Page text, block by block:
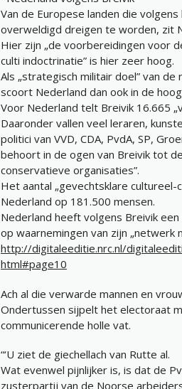
Van de Europese landen die
overweldigd dreigen te worden, zit
Hier zijn „de voorbereidingen voor
culti indoctrinatie” is hier zeer hoog.
Als „strategisch militair doel” van
scoort Nederland dan ook in de
Voor Nederland telt Breivik 16.665
Daaronder vallen veel leraren,
politici van VVD, CDA, PvdA, SP,
behoort in de ogen van Breivik tot
conservatieve organisaties”.
Het aantal „gevechtsklare
Nederland op 181.500 mensen.
Nederland heeft volgens Breivik
op waarnemingen van zijn „netwerk
http://digitaleeditie.nrc.nl/
html#page10
Ach al die verwarde mannen en
Ondertussen sijpelt het electoraat
communicerende holle vat.
“‘U ziet de giechellach van Rutte al.
Wat evenwel pijnlijker is, is dat de
zusterpartij van de Noorse